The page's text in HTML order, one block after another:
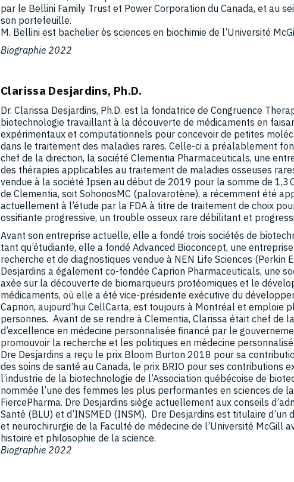
par le Bellini Family Trust et Power Corporation du Canada, et au
son portefeuille.
M. Bellini est bachelier ès sciences en biochimie de l’Université
Biographie 2022
Clarissa Desjardins, Ph.D.
Dr. Clarissa Desjardins, Ph.D. est la fondatrice de Congruence
biotechnologie travaillant à la découverte de médicaments en
expérimentaux et computationnels pour concevoir de petites
dans le traitement des maladies rares. Celle-ci a préalablement
chef de la direction, la société Clementia Pharmaceuticals, une
des thérapies applicables au traitement de maladies osseuses
vendue à la société Ipsen au début de 2019 pour la somme de 1,3
de Clementia, soit SohonosMC (palovarotène), a récemment été
actuellement à l’étude par la FDA à titre de traitement de choix
ossifiante progressive, un trouble osseux rare débilitant et
Avant son entreprise actuelle, elle a fondé trois sociétés de
tant qu’étudiante, elle a fondé Advanced Bioconcept, une
recherche et de diagnostiques vendue à NEN Life Sciences (Perkin
Desjardins a également co-fondée Caprion Pharmaceuticals, une
axée sur la découverte de biomarqueurs protéomiques et le
médicaments, où elle a été vice-présidente exécutive du
Caprion, aujourd’hui CellCarta, est toujours à Montréal et emploie
personnes. Avant de se rendre à Clementia, Clarissa était chef de
d’excellence en médecine personnalisée financé par le
promouvoir la recherche et les politiques en médecine
Dre Desjardins a reçu le prix Bloom Burton 2018 pour sa
des soins de santé au Canada, le prix BRIO pour ses contributions
l’industrie de la biotechnologie de l’Association québécoise de
nommée l’une des femmes les plus performantes en sciences de
FiercePharma. Dre Desjardins siège actuellement aux conseils
Santé (BLU) et d’INSMED (INSM). Dre Desjardins est titulaire d’un
et neurochirurgie de la Faculté de médecine de l’Université McGill
histoire et philosophie de la science.
Biographie 2022